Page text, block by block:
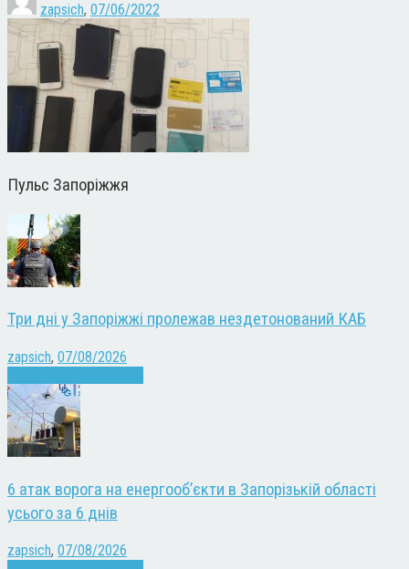
zapsich, 07/06/2022
Пульс Запоріжжя
Три дні у Запоріжжі пролежав нездетонований КАБ
zapsich, 07/08/2026
6 атак ворога на енергооб’єкти в Запорізькій області
усього за 6 днів
zapsich, 07/08/2026